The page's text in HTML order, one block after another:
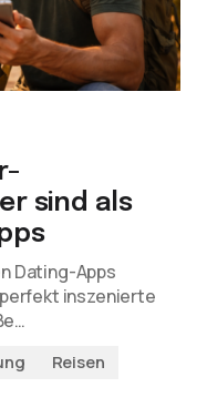
sind als
Dating-Apps
inszenierte
Reisen